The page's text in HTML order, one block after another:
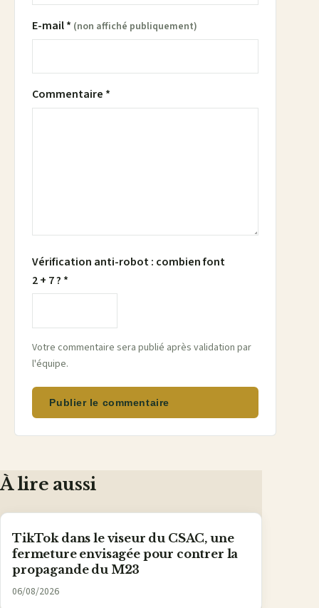
E-mail * (non affiché publiquement)
Commentaire *
Vérification anti-robot : combien font
2 + 7 ? *
Votre commentaire sera publié après validation par
l'équipe.
Publier le commentaire
À lire aussi
TikTok dans le viseur du CSAC, une
fermeture envisagée pour contrer la
propagande du M23
06/08/2026